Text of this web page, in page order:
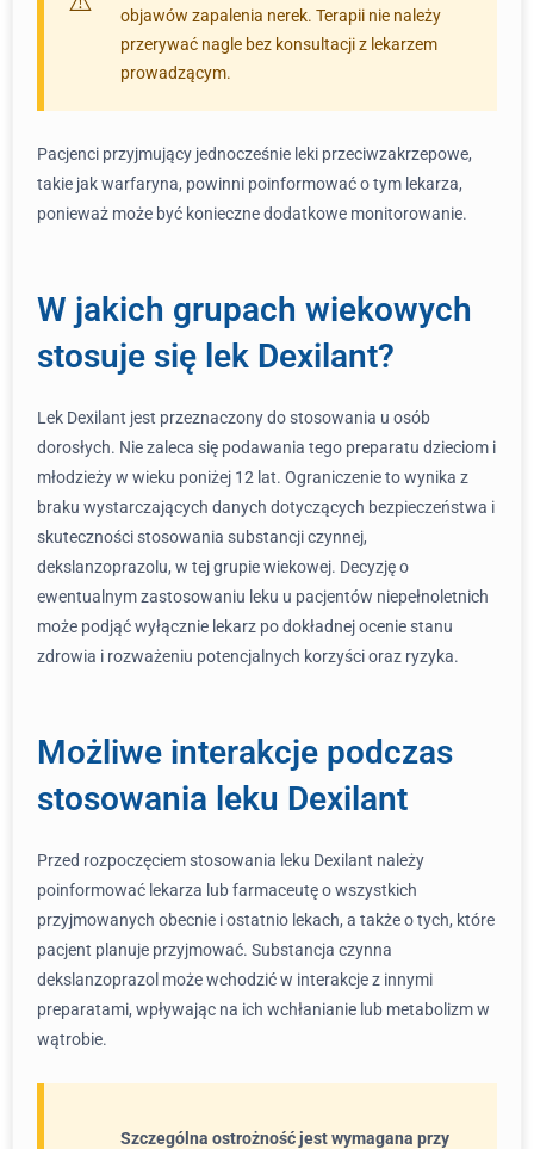
objawów zapalenia nerek. Terapii nie należy
przerywać nagle bez konsultacji z lekarzem
prowadzącym.
Pacjenci przyjmujący jednocześnie leki przeciwzakrzepowe,
takie jak warfaryna, powinni poinformować o tym lekarza,
ponieważ może być konieczne dodatkowe monitorowanie.
W jakich grupach wiekowych
stosuje się lek Dexilant?
Lek Dexilant jest przeznaczony do stosowania u osób
dorosłych. Nie zaleca się podawania tego preparatu dzieciom i
młodzieży w wieku poniżej 12 lat. Ograniczenie to wynika z
braku wystarczających danych dotyczących bezpieczeństwa i
skuteczności stosowania substancji czynnej,
dekslanzoprazolu, w tej grupie wiekowej. Decyzję o
ewentualnym zastosowaniu leku u pacjentów niepełnoletnich
może podjąć wyłącznie lekarz po dokładnej ocenie stanu
zdrowia i rozważeniu potencjalnych korzyści oraz ryzyka.
Możliwe interakcje podczas
stosowania leku Dexilant
Przed rozpoczęciem stosowania leku Dexilant należy
poinformować lekarza lub farmaceutę o wszystkich
przyjmowanych obecnie i ostatnio lekach, a także o tych, które
pacjent planuje przyjmować. Substancja czynna
dekslanzoprazol może wchodzić w interakcje z innymi
preparatami, wpływając na ich wchłanianie lub metabolizm w
wątrobie.
Szczególna ostrożność jest wymagana przy